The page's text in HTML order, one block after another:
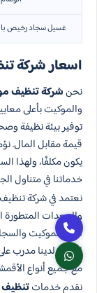
غسيل سجاد رخيص
اسعار شركة
نحنشركة تنظيف
والموكيت بأعلى
توفير بيئة نظيفة
قيمة مقابل المال.
يكون مكلفًا،
خدماتنا في متناول
نعتمد في شركة
والمعدات المتطورة
أنواع الموكيت
العمل لدينا مدرب
مع جميع أنواع
نقدم خدماتتنظيف